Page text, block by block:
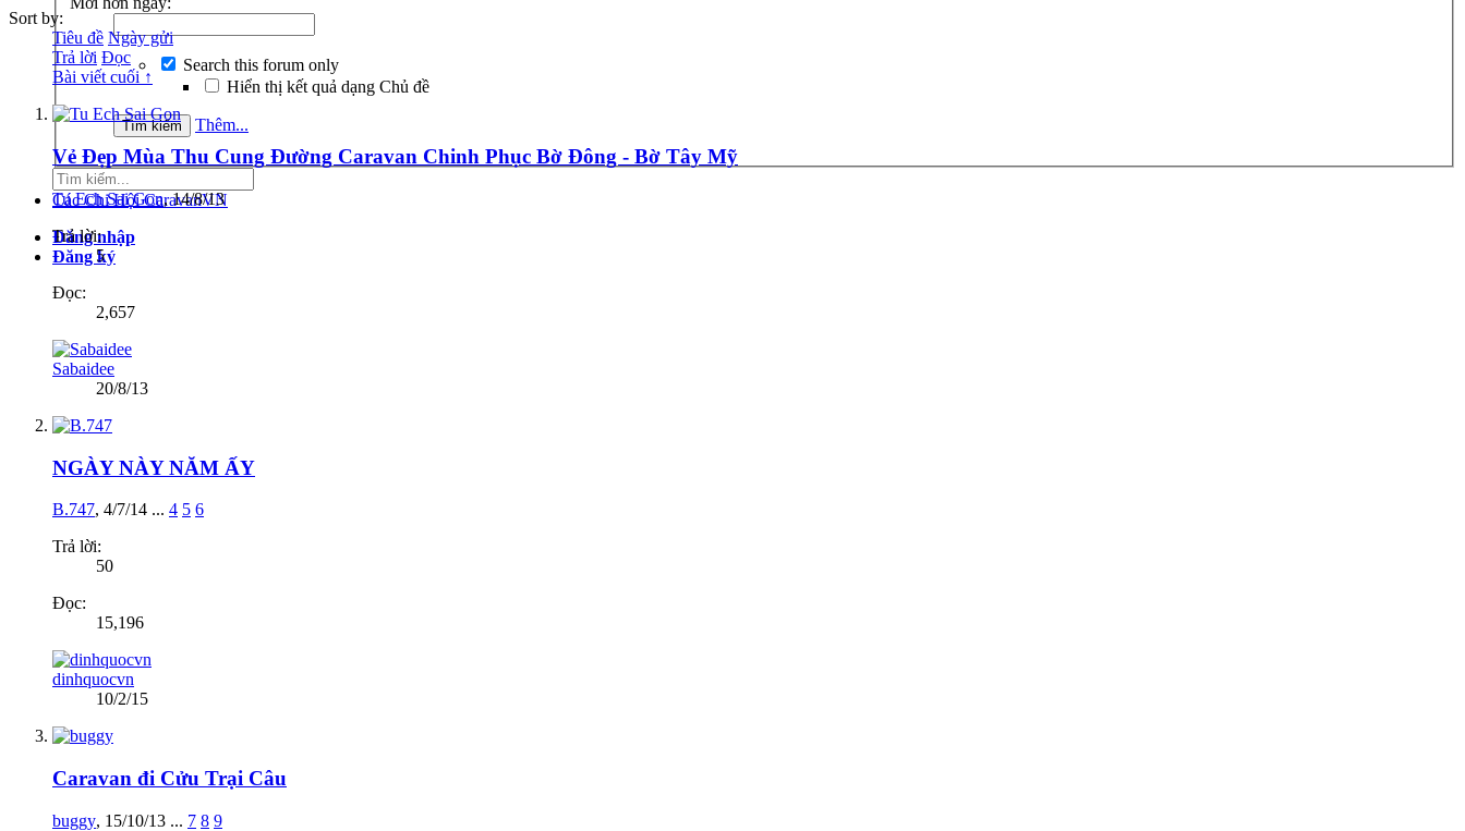
Search this forum only
Hiển thị kết quả dạng Chủ đề
Thêm...
Các Chi Hội CaravanVN
Đăng nhập
Đăng ký
Sort by:
Tiêu đề Ngày gửi
Trả lời Đọc
Bài viết cuối ↑
Vẻ Đẹp Mùa Thu Cung Đường Caravan Chinh Phục Bờ Đông - Bờ Tây Mỹ
Tu Ech Sai Gon,14/8/13
Trả lời:
5
Đọc:
2,657
Sabaidee
20/8/13
NGÀY NÀY NĂM ẤY
B.747, 4/7/14 ... 4 5 6
Trả lời:
50
Đọc:
15,196
dinhquocvn
10/2/15
Caravan đi Cửu Trại Câu
buggy, 15/10/13 ... 7 8 9